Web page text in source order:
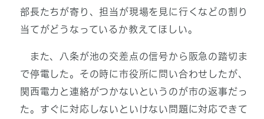
部長たちが寄り、担当が現場を見に行くなどの割り
当てがどうなっているか教えてほしい。
また、八条が池の交差点の信号から阪急の踏切ま
で停電した。その時に市役所に問い合わせしたが、
関西電力と連絡がつかないというのが市の返事だっ
た。すぐに対応しないといけない問題に対応できて